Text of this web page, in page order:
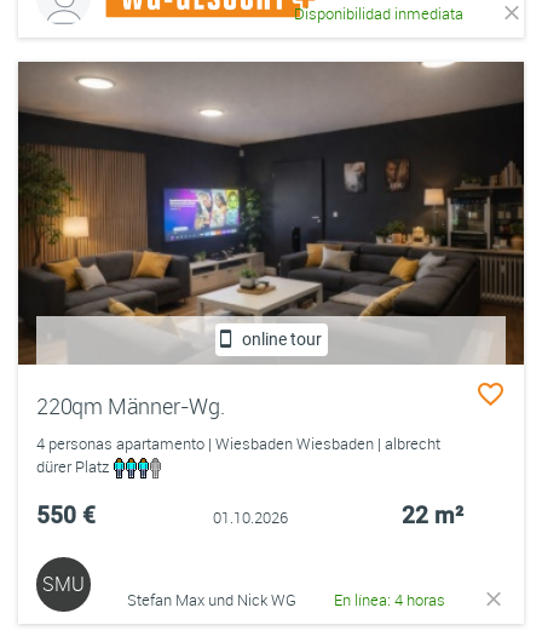
Disponibilidad inmediata
online tour
220qm Männer-Wg.
4 personas apartamento | Wiesbaden Wiesbaden | albrecht
dürer Platz
550 € 01.10.2026 22 m²
SMU
Stefan Max und Nick WG En línea: 4 horas